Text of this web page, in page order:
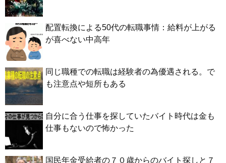
配置転換による50代の転職事情：給料が上がる
が喜べない中高年
同じ職種での転職は経験者の為優遇される。で
も注意点や短所もある
自分に合う仕事を探していたバイト時代は金も
仕事もないので怖かった
国民年金受給者の７０歳からのバイト探しと７